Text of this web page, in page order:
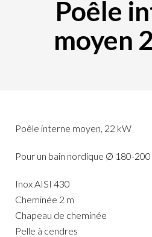
Poêle
moyen
Poêle interne moyen, 22 kW
Pour un bain nordique Ø 180-200
Inox AISI 430
Cheminée 2 m
Chapeau de cheminée
Pelle à cendres